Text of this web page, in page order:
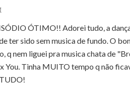
ÓTIMO!! Adorei tudo, a
ter sido sem musica de fundo. O
q nem liguei pra musica chata de
You. Tinha MUITO tempo q não